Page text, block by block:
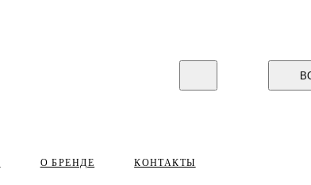
О БРЕНДЕ КОНТАКТЫ